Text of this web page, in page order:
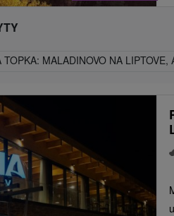
MALADINOVO NA